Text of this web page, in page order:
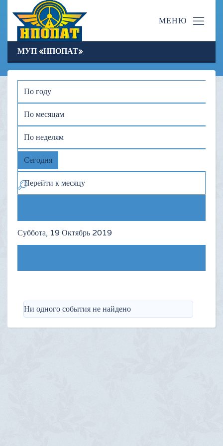
МУП «НПОПАТ»
По году
По месяцам
По неделям
Сегодня
Перейти к месяцу
Суббота, 19 Октябрь 2019
Ни одного события не найдено